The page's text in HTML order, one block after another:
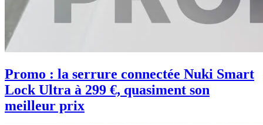
Promo : la serrure connectée Nuki Smart
Lock Ultra à 299 €, quasiment son
meilleur prix